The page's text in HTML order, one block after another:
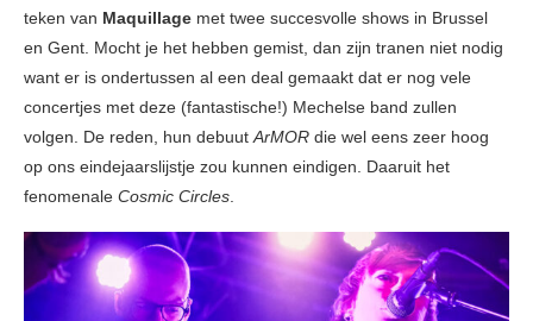
teken van Maquillage met twee succesvolle shows in Brussel
en Gent. Mocht je het hebben gemist, dan zijn tranen niet nodig
want er is ondertussen al een deal gemaakt dat er nog vele
concertjes met deze (fantastische!) Mechelse band zullen
volgen. De reden, hun debuut ArMOR die wel eens zeer hoog
op ons eindejaarslijstje zou kunnen eindigen. Daaruit het
fenomenale Cosmic Circles